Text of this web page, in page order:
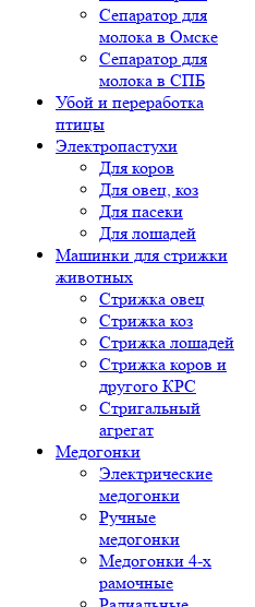
Сепаратор для
молока в Омске
Сепаратор для
молока в СПБ
Убой и переработка
птицы
Электропастухи
Для коров
Для овец, коз
Для пасеки
Для лошадей
Машинки для стрижки
животных
Стрижка овец
Стрижка коз
Стрижка лошадей
Стрижка коров и
другого КРС
Стригальный
агрегат
Медогонки
Электрические
медогонки
Ручные
медогонки
Медогонки 4-х
рамочные